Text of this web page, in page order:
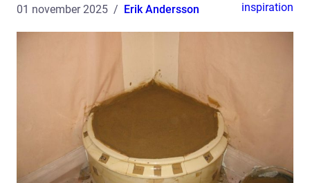
01 november 2025 Erik Andersson inspiration